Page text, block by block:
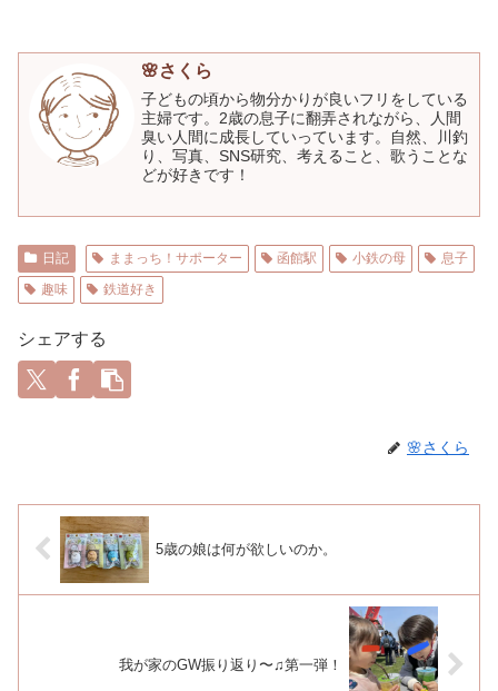
🌸さくら
子どもの頃から物分かりが良いフリをしている
主婦です。2歳の息子に翻弄されながら、人間
臭い人間に成長していっています。自然、川釣
り、写真、SNS研究、考えること、歌うことな
どが好きです！
日記 ままっち！サポーター 函館駅 小鉄の母
息子
趣味
鉄道好き
シェアする
🌸さくら
5歳の娘は何が欲しいのか。
我が家のGW振り返り〜♫第一弾！